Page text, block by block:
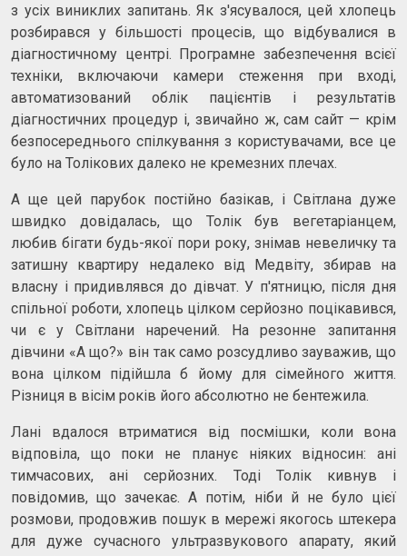
з усіх виниклих запитань. Як з'ясувалося, цей хлопець
розбирався у більшості процесів, що відбувалися в
діагностичному центрі. Програмне забезпечення всієї
техніки, включаючи камери стеження при вході,
автоматизований облік пацієнтів і результатів
діагностичних процедур і, звичайно ж, сам сайт — крім
безпосереднього спілкування з користувачами, все це
було на Толікових далеко не кремезних плечах.
А ще цей парубок постійно базікав, і Світлана дуже
швидко довідалась, що Толік був вегетаріанцем,
любив бігати будь-якої пори року, знімав невеличку та
затишну квартиру недалеко від Медвіту, збирав на
власну і придивлявся до дівчат. У п'ятницю, після дня
спільної роботи, хлопець цілком серйозно поцікавився,
чи є у Світлани наречений. На резонне запитання
дівчини «А що?» він так само розсудливо зауважив, що
вона цілком підійшла б йому для сімейного життя.
Різниця в вісім років його абсолютно не бентежила.
Лані вдалося втриматися від посмішки, коли вона
відповіла, що поки не планує ніяких відносин: ані
тимчасових, ані серйозних. Тоді Толік кивнув і
повідомив, що зачекає. А потім, ніби й не було цієї
розмови, продовжив пошук в мережі якогось штекера
для дуже сучасного ультразвукового апарату, який